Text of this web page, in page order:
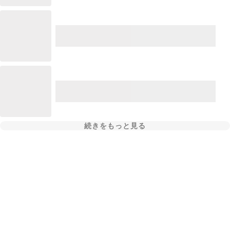
続きをもっと見る